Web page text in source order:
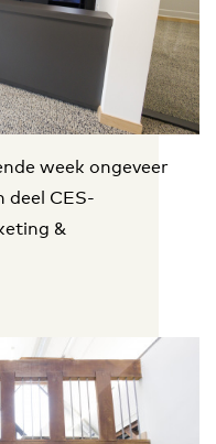
week ongeveer
deel CES-
&